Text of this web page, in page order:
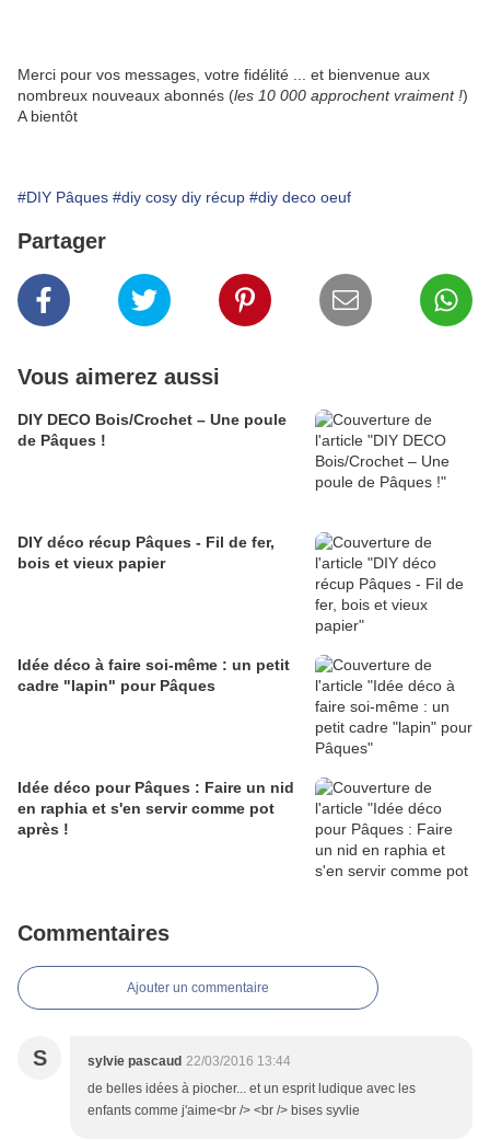
Merci pour vos messages, votre fidélité ... et bienvenue aux
nombreux nouveaux abonnés (les 10 000 approchent vraiment !)
A bientôt
#DIY Pâques #diy cosy diy récup #diy deco oeuf
Partager
Vous aimerez aussi
DIY DECO Bois/Crochet – Une poule
de Pâques !
DIY déco récup Pâques - Fil de fer,
bois et vieux papier
Idée déco à faire soi-même : un petit
cadre "lapin" pour Pâques
Idée déco pour Pâques : Faire un nid
en raphia et s'en servir comme pot
après !
Commentaires
Ajouter un commentaire
S sylvie pascaud 22/03/2016 13:44
de belles idées à piocher... et un esprit ludique avec les
enfants comme j'aime<br /> <br /> bises syvlie